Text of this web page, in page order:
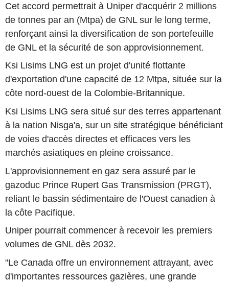
Cet accord permettrait à Uniper d'acquérir 2 millions
de tonnes par an (Mtpa) de GNL sur le long terme,
renforçant ainsi la diversification de son portefeuille
de GNL et la sécurité de son approvisionnement.
Ksi Lisims LNG est un projet d'unité flottante
d'exportation d'une capacité de 12 Mtpa, située sur la
côte nord-ouest de la Colombie-Britannique.
Ksi Lisims LNG sera situé sur des terres appartenant
à la nation Nisga'a, sur un site stratégique bénéficiant
de voies d'accès directes et efficaces vers les
marchés asiatiques en pleine croissance.
L'approvisionnement en gaz sera assuré par le
gazoduc Prince Rupert Gas Transmission (PRGT),
reliant le bassin sédimentaire de l'Ouest canadien à
la côte Pacifique.
Uniper pourrait commencer à recevoir les premiers
volumes de GNL dès 2032.
"Le Canada offre un environnement attrayant, avec
d'importantes ressources gazières, une grande